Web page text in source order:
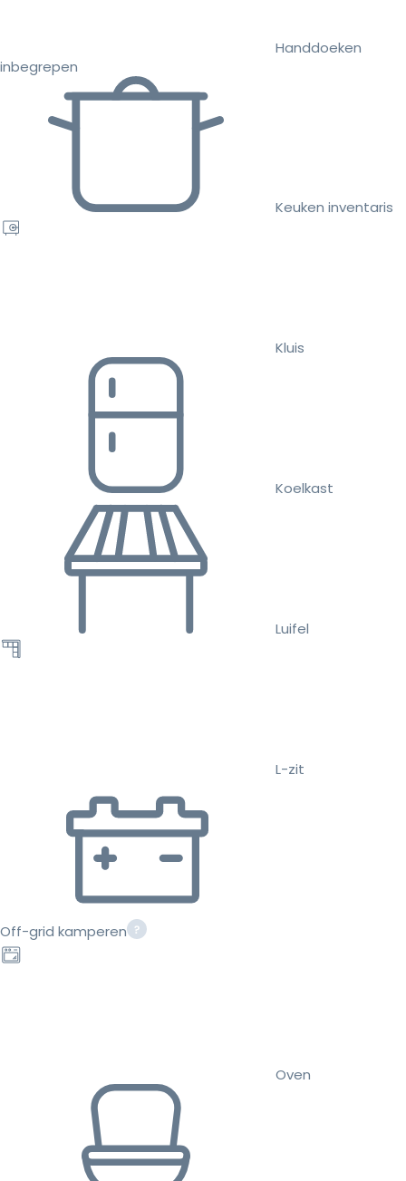
Handdoeken
inbegrepen
Keuken inventaris
Kluis
Koelkast
Luifel
L-zit
Off-grid kamperen
Oven